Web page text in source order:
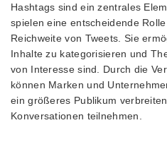
Hashtags sind ein zentrales
spielen eine entscheidende
Reichweite von Tweets. Sie
Inhalte zu kategorisieren und
von Interesse sind. Durch die
können Marken und
ein größeres Publikum
Konversationen teilnehmen.